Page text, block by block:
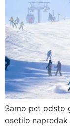
Samo pet odsto
osetilo napredak